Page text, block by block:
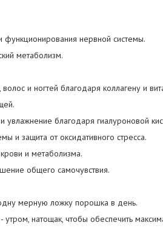
нервной системы.
метаболизм.
и ногтей благодаря коллагену и
увлажнение благодаря гиалуроновой
и защита от оксидативного стресса.
и метаболизма.
общего самочувствия.
мерную ложку порошка в день.
натощак, чтобы обеспечить